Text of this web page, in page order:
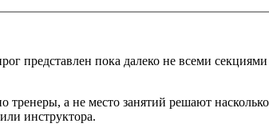
представлен пока далеко не всеми
а не место занятий решают
инструктора.